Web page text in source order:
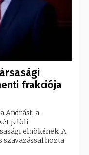
frakciója
Andrást, a
jelöli
elnökének. A
hozta